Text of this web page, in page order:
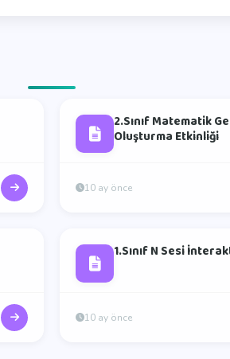
2.Sınıf Matematik
Oluşturma Etkinliği
10 ay önce
1.Sınıf N Sesi
10 ay önce